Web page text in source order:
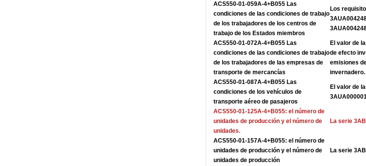
ACS550-01-059A-4+B055 Las
condiciones de las condiciones de trabajo
de los trabajadores de los centros de
trabajo de los Estados miembros
Los
ACS550-01-072A-4+B055 Las
condiciones de las condiciones de trabajo
de los trabajadores de las empresas de
transporte de mercancías
El valor de
de efecto
emisiones
invernadero.
ACS550-01-087A-4+B055 Las
condiciones de los vehículos de
transporte aéreo de pasajeros
El valor de
ACS550-01-125A-4+B055: el número de
unidades de producción y el número de
unidades.
La serie
ACS550-01-157A-4+B055: el número de
unidades de producción y el número de
unidades de producción
La serie